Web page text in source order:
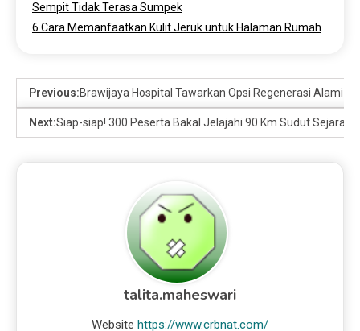
Sempit Tidak Terasa Sumpek
6 Cara Memanfaatkan Kulit Jeruk untuk Halaman Rumah
Previous:Brawijaya Hospital Tawarkan Opsi Regenerasi Alami
Next:Siap-siap! 300 Peserta Bakal Jelajahi 90 Km Sudut Sejarah
talita.maheswari
Website https://www.crbnat.com/